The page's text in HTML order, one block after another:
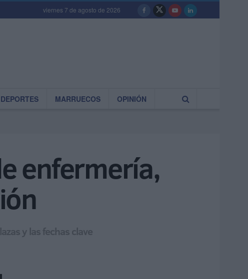
viernes 7 de agosto de 2026
DEPORTES MARRUECOS OPINIÓN
enfermería,
y las fechas clave